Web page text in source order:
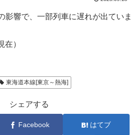
影響で、一部列車に遅れが出ていま
在）
東海道本線[東京～熱海]
シェアする
Facebook はてブ